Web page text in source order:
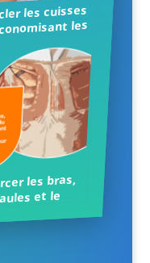
les cuisses
les
les bras,
et le
respirant